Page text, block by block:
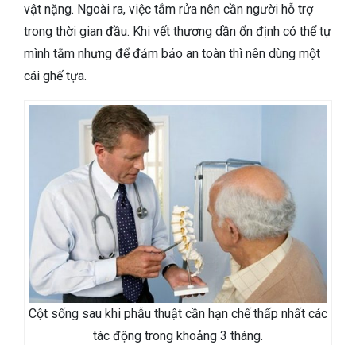
vật nặng. Ngoài ra, việc tắm rửa nên cần người hỗ trợ
trong thời gian đầu. Khi vết thương dần ổn định có thể tự
mình tắm nhưng để đảm bảo an toàn thì nên dùng một
cái ghế tựa.
Cột sống sau khi phẫu thuật cần hạn chế thấp nhất các
tác động trong khoảng 3 tháng.